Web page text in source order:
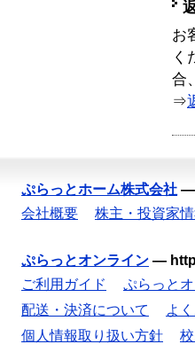
お
く
合
⇒
ぷらっとホーム株式会社 —
会社概要
株主・投資家
ぷらっとオンライン —
ご利用ガイド
ぷらっと
配送・決済について
よ
個人情報取り扱い方針